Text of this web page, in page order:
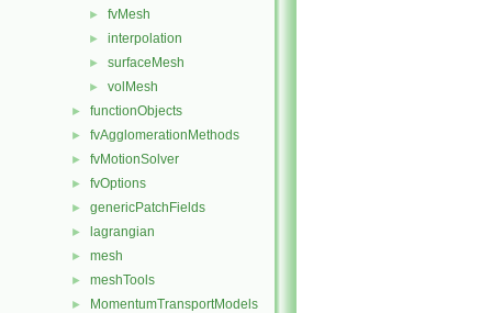
► fvMesh
► interpolation
► surfaceMesh
► volMesh
► functionObjects
► fvAgglomerationMethods
► fvMotionSolver
► fvOptions
► genericPatchFields
► lagrangian
► mesh
► meshTools
► MomentumTransportModels